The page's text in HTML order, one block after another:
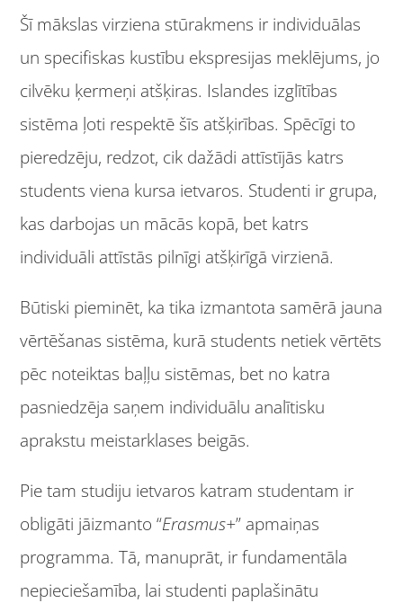
Šī mākslas virziena stūrakmens ir individuālas
un specifiskas kustību ekspresijas meklējums, jo
cilvēku ķermeņi atšķiras. Islandes izglītības
sistēma ļoti respektē šīs atšķirības. Spēcīgi to
pieredzēju, redzot, cik dažādi attīstījās katrs
students viena kursa ietvaros. Studenti ir grupa,
kas darbojas un mācās kopā, bet katrs
individuāli attīstās pilnīgi atšķirīgā virzienā.
Būtiski pieminēt, ka tika izmantota samērā jauna
vērtēšanas sistēma, kurā students netiek vērtēts
pēc noteiktas baļļu sistēmas, bet no katra
pasniedzēja saņem individuālu analītisku
aprakstu meistarklases beigās.
Pie tam studiju ietvaros katram studentam ir
obligāti jāizmanto “Erasmus+” apmaiņas
programma. Tā, manuprāt, ir fundamentāla
nepieciešamība, lai studenti paplašinātu